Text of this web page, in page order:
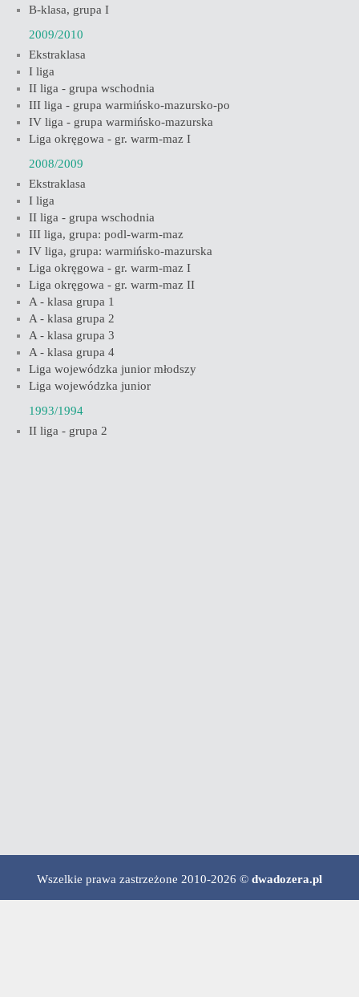
B-klasa, grupa I
2009/2010
Ekstraklasa
I liga
II liga - grupa wschodnia
III liga - grupa warmińsko-mazursko-po
IV liga - grupa warmińsko-mazurska
Liga okręgowa - gr. warm-maz I
2008/2009
Ekstraklasa
I liga
II liga - grupa wschodnia
III liga, grupa: podl-warm-maz
IV liga, grupa: warmińsko-mazurska
Liga okręgowa - gr. warm-maz I
Liga okręgowa - gr. warm-maz II
A - klasa grupa 1
A - klasa grupa 2
A - klasa grupa 3
A - klasa grupa 4
Liga wojewódzka junior młodszy
Liga wojewódzka junior
1993/1994
II liga - grupa 2
Wszelkie prawa zastrzeżone 2010-2026 © dwadozera.pl